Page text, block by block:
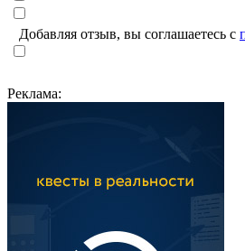
Добавляя отзыв, вы соглашаетесь с
Реклама: